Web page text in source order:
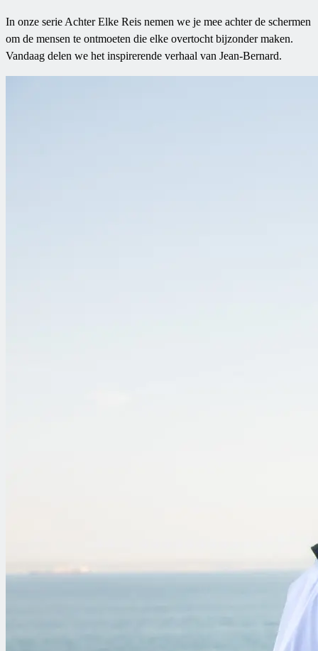
In onze serie Achter Elke Reis nemen we je mee achter de schermen
om de mensen te ontmoeten die elke overtocht bijzonder maken.
Vandaag delen we het inspirerende verhaal van Jean-Bernard.